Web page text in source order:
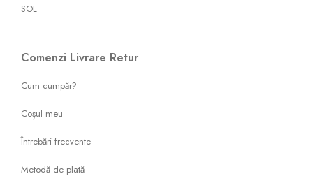
SOL
Comenzi Livrare Retur
Cum cumpăr?
Coșul meu
Întrebări frecvente
Metodă de plată